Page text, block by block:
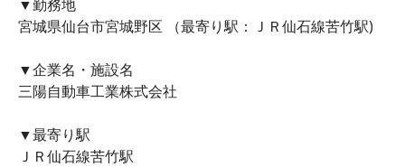
▼勤務地
宮城県仙台市宮城野区 （最寄り駅：ＪＲ仙石線苦竹駅)
▼企業名・施設名
三陽自動車工業株式会社
▼最寄り駅
ＪＲ仙石線苦竹駅